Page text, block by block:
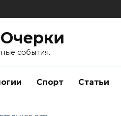
события.
Спорт Статьи